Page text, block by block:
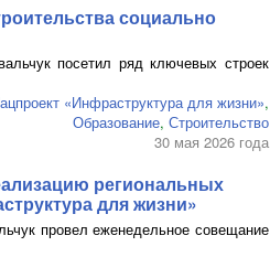
социально
посетил ряд ключевых строек
«Инфраструктура для жизни»,
Образование, Строительство
30 мая 2026 года
региональных
для жизни»
провел еженедельное совещание